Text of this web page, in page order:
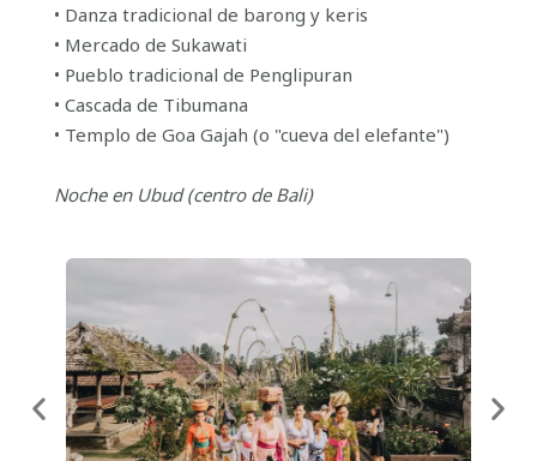
• Danza tradicional de barong y keris
• Mercado de Sukawati
• Pueblo tradicional de Penglipuran
• Cascada de Tibumana
• Templo de Goa Gajah (o "cueva del elefante")
Noche en Ubud (centro de Bali)